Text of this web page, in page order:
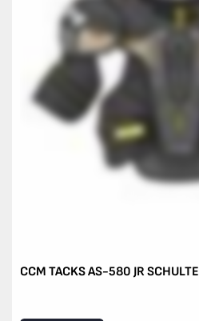
CCM TACKS AS-580 JR